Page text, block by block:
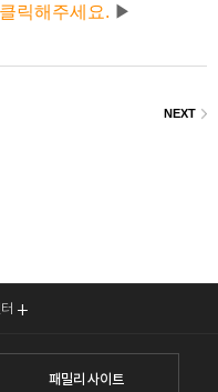
릭해주세요. ▶
패밀리 사이트